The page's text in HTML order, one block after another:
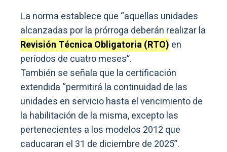
La norma establece que “aquellas unidades
alcanzadas por la prórroga deberán realizar la
Revisión Técnica Obligatoria (RTO) en
períodos de cuatro meses”.
También se señala que la certificación
extendida “permitirá la continuidad de las
unidades en servicio hasta el vencimiento de
la habilitación de la misma, excepto las
pertenecientes a los modelos 2012 que
caducaran el 31 de diciembre de 2025”.